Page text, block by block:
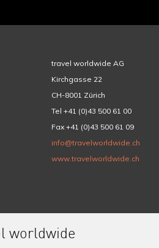
travel worldwide AG
Kirchgasse 22
CH-8001 Zürich
Tel +41 (0)43 500 61 00
Fax +41 (0)43 500 61 09
info@travelworldwide.ch
www.travelworldwide.ch
worldwide